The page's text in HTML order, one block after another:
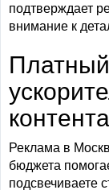
подтверждает
внимание к
Реклама в
бюджета
подсвечиваете